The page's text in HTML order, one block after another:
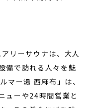
アリーサウナは、大人
備で訪れる人々を魅
マー湯 西麻布」は、
ューや24時間営業と